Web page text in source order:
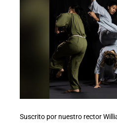
Suscrito por nuestro rector